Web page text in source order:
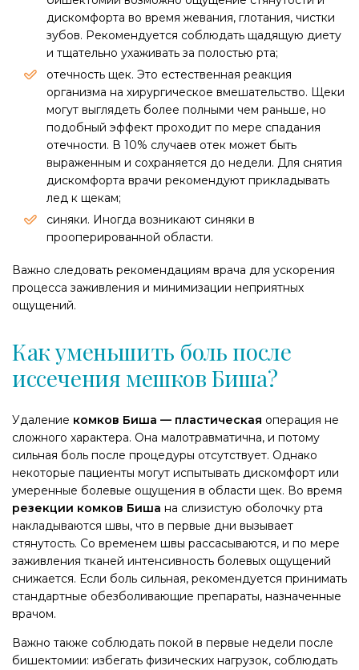
дискомфорта во время жевания, глотания, чистки
зубов. Рекомендуется соблюдать щадящую диету
и тщательно ухаживать за полостью рта​;
отечность щек. Это естественная реакция
организма на хирургическое вмешательство. Щеки
могут выглядеть более полными чем раньше, но
подобный эффект проходит по мере спадания
отечности. В 10% случаев отек может быть
выраженным и сохраняется до недели. Для снятия
дискомфорта врачи рекомендуют прикладывать
лед к щекам;
синяки. Иногда возникают синяки в
прооперированной области.
Важно следовать рекомендациям врача для ускорения
процесса заживления и минимизации неприятных
ощущений.
Как уменьшить боль после
иссечения мешков Биша?
Удаление комков Биша — пластическая операция не
сложного характера. Она малотравматична, и потому
сильная боль после процедуры отсутствует. Однако
некоторые пациенты могут испытывать дискомфорт или
умеренные болевые ощущения в области щек. Во время
резекции комков Биша на слизистую оболочку рта
накладываются швы, что в первые дни вызывает
стянутость. Со временем швы рассасываются, и по мере
заживления тканей интенсивность болевых ощущений
снижается. Если боль сильная, рекомендуется принимать
стандартные обезболивающие препараты, назначенные
врачом.
Важно также соблюдать покой в первые недели после
бишектомии: избегать физических нагрузок, соблюдать